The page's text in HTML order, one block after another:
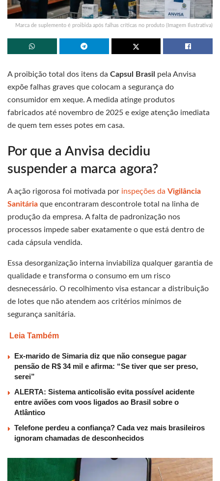
Marca de suplemento é proibida após falhas críticas no produto (Imagem Ilustrativa)
A proibição total dos itens da Capsul Brasil pela Anvisa
expõe falhas graves que colocam a segurança do
consumidor em xeque. A medida atinge produtos
fabricados até novembro de 2025 e exige atenção imediata
de quem tem esses potes em casa.
Por que a Anvisa decidiu
suspender a marca agora?
A ação rigorosa foi motivada por inspeções da Vigilância
Sanitária que encontraram descontrole total na linha de
produção da empresa. A falta de padronização nos
processos impede saber exatamente o que está dentro de
cada cápsula vendida.
Essa desorganização interna inviabiliza qualquer garantia de
qualidade e transforma o consumo em um risco
desnecessário. O recolhimento visa estancar a distribuição
de lotes que não atendem aos critérios mínimos de
segurança sanitária.
Leia Também
Ex-marido de Simaria diz que não consegue pagar
pensão de R$ 34 mil e afirma: “Se tiver que ser preso,
serei”
ALERTA: Sistema anticolisão evita possível acidente
entre aviões com voos ligados ao Brasil sobre o
Atlântico
Telefone perdeu a confiança? Cada vez mais brasileiros
ignoram chamadas de desconhecidos